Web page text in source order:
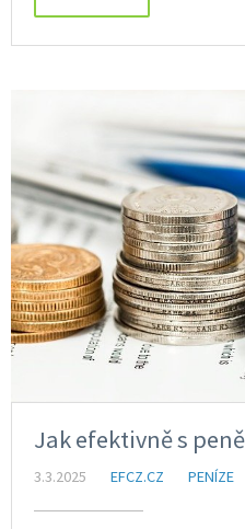
Jak efektivně s
3.3.2025 EFCZ.CZ PENÍZE